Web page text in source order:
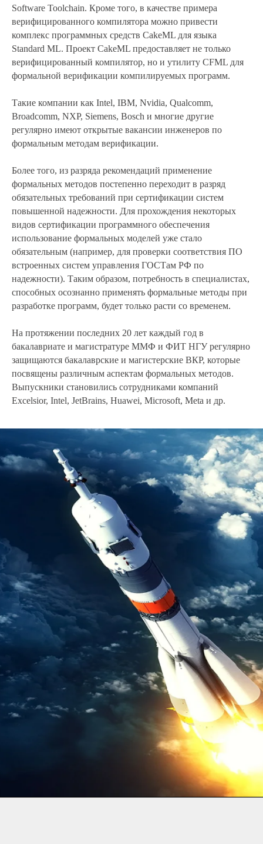
Software Toolchain. Кроме того, в качестве примера
верифицированного компилятора можно привести
комплекс программных средств CakeML для языка
Standard ML. Проект CakeML предоставляет не только
верифицированный компилятор, но и утилиту CFML для
формальной верификации компилируемых программ.
Такие компании как Intel, IBM, Nvidia, Qualcomm,
Broadcomm, NXP, Siemens, Bosch и многие другие
регулярно имеют открытые вакансии инженеров по
формальным методам верификации.
Более того, из разряда рекомендаций применение
формальных методов постепенно переходит в разряд
обязательных требований при сертификации систем
повышенной надежности. Для прохождения некоторых
видов сертификации программного обеспечения
использование формальных моделей уже стало
обязательным (например, для проверки соответствия ПО
встроенных систем управления ГОСТам РФ по
надежности). Таким образом, потребность в специалистах,
способных осознанно применять формальные методы при
разработке программ, будет только расти со временем.
На протяжении последних 20 лет каждый год в
бакалавриате и магистратуре ММФ и ФИТ НГУ регулярно
защищаются бакалаврские и магистерские ВКР, которые
посвящены различным аспектам формальных методов.
Выпускники становились сотрудниками компаний
Excelsior, Intel, JetBrains, Huawei, Microsoft, Meta и др.